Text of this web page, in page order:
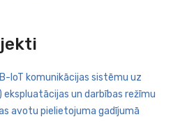
IoT komunikācijas sistēmu uz
un darbības režīmu
avotu pielietojuma gadījumā